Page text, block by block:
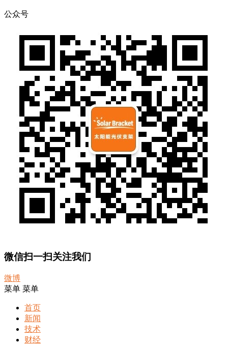
公众号
微信扫一扫关注我们
微博
菜单 菜单
首页
新闻
技术
财经